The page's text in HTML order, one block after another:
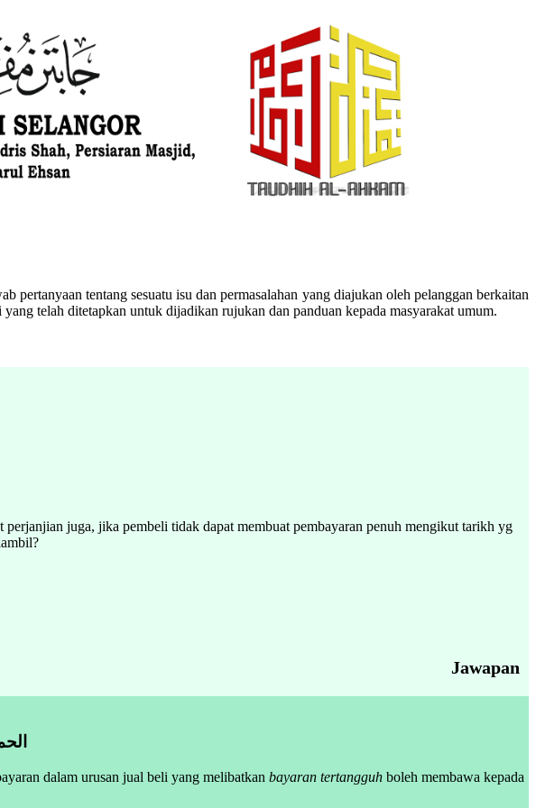
tentang sesuatu isu dan permasalahan yang diajukan oleh pelanggan berkaitan
telah ditetapkan untuk dijadikan rujukan dan panduan kepada masyarakat umum.
juga, jika pembeli tidak dapat membuat pembayaran penuh mengikut tarikh yg
Jawapan
dalam urusan jual beli yang melibatkan bayaran tertangguh boleh membawa kepada